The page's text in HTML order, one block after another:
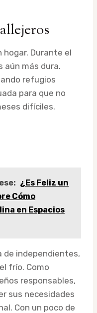
hogar. Durante el
aún más dura.
refugios
para que no
difíciles.
¿Es Feliz un
Cómo
en Espacios
de independientes,
frío. Como
responsables,
sus necesidades
Con un poco de